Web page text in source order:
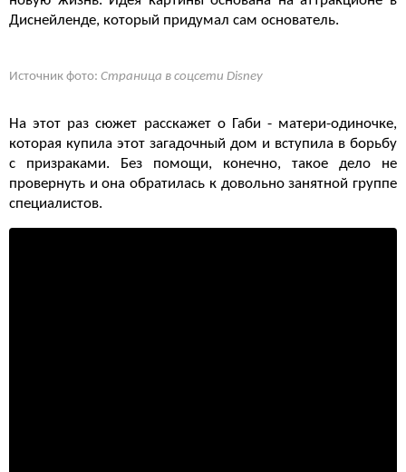
Диснейленде, который придумал сам основатель.
Источник фото: Страница в соцсети Disney
На этот раз сюжет расскажет о Габи - матери-одиночке,
которая купила этот загадочный дом и вступила в борьбу
с призраками. Без помощи, конечно, такое дело не
провернуть и она обратилась к довольно занятной группе
специалистов.